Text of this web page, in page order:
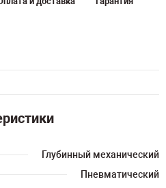
Глубинный механический
Пневматический